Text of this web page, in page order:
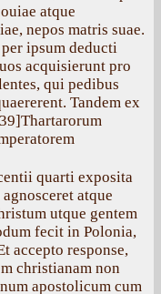
atque
nepos matris suae.
ipsum deducti
acquisierunt pro
qui pedibus
Tandem ex
quarti exposita
atque
utque gentem
fecit in Polonia,
accepto response,
christianam non
apostolicum cum